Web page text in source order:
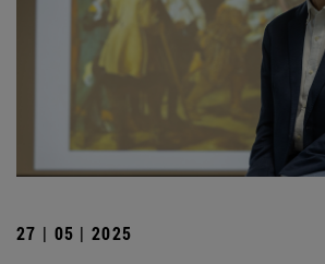
27 | 05 | 2025